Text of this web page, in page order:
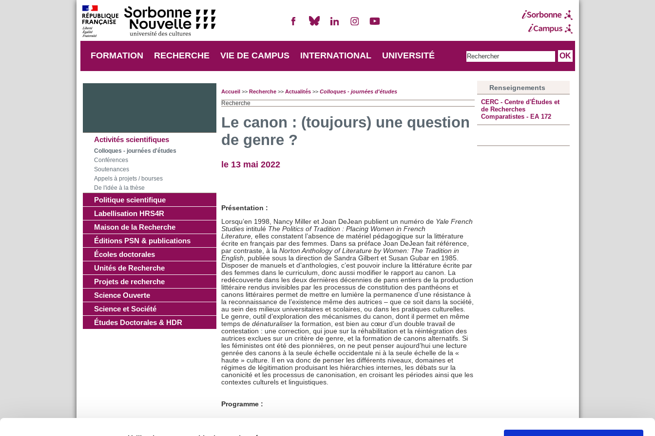
FORMATION RECHERCHE VIE DE CAMPUS INTERNATIONAL UNIVERSITÉ
Activités scientifiques
Colloques - journées d'études
Conférences
Soutenances
Appels à projets / bourses
De l'idée à la thèse
Politique scientifique
Labellisation HRS4R
Maison de la Recherche
Éditions PSN & publications
Écoles doctorales
Unités de Recherche
Projets de recherche
Science Ouverte
Science et Société
Études Doctorales & HDR
Accueil>> Recherche>> Actualités>> Colloques - journées d'études
Recherche
Le canon : (toujours) une question
de genre ?
le 13 mai 2022
Présentation :
Lorsqu’en 1998, Nancy Miller et Joan DeJean publient un numéro de Yale French
Studies intitulé The Politics of Tradition : Placing Women in French
Literature, elles constatent l’absence de matériel pédagogique sur la littérature
écrite en français par des femmes. Dans sa préface Joan DeJean fait référence,
par contraste, à la Norton Anthology of Literature by Women: The Tradition in
English, publiée sous la direction de Sandra Gilbert et Susan Gubar en 1985.
Disposer de manuels et d’anthologies, c’est pouvoir inclure la littérature écrite par
des femmes dans le curriculum, donc aussi modifier le rapport au canon. La
redécouverte dans les deux dernières décennies de pans entiers de la production
littéraire rendus invisibles par les processus de constitution des panthéons et
canons littéraires permet de mettre en lumière la permanence d’une résistance à
la reconnaissance de l’existence même des autrices – que ce soit dans la société,
au sein des milieux universitaires et scolaires, ou dans les pratiques culturelles.
Le genre, outil d’exploration des mécanismes du canon, dont il permet en même
temps de dénaturaliser la formation, est bien au cœur d’un double travail de
contestation : une correction, qui joue sur la réhabilitation et la réintégration des
autrices exclues sur un critère de genre, et la formation de canons alternatifs. Si
les féministes ont été des pionnières, on ne peut penser aujourd’hui une lecture
genrée des canons à la seule échelle occidentale ni à la seule échelle de la «
haute » culture. Il en va donc de penser les différents niveaux, domaines et
régimes de légitimation produisant les hiérarchies internes, les débats sur la
canonicité et les processus de canonisation, en croisant les périodes ainsi que les
contextes culturels et linguistiques.
Programme :
Renseignements
CERC - Centre d'Études et
de Recherches
Comparatistes - EA 172